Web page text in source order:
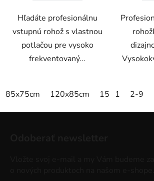
Hľadáte profesionálnu
vstupnú rohož s vlastnou
potlačou pre vysoko
frekventovaný...
85x75cm 120x85cm 150x85cm
1 2-9